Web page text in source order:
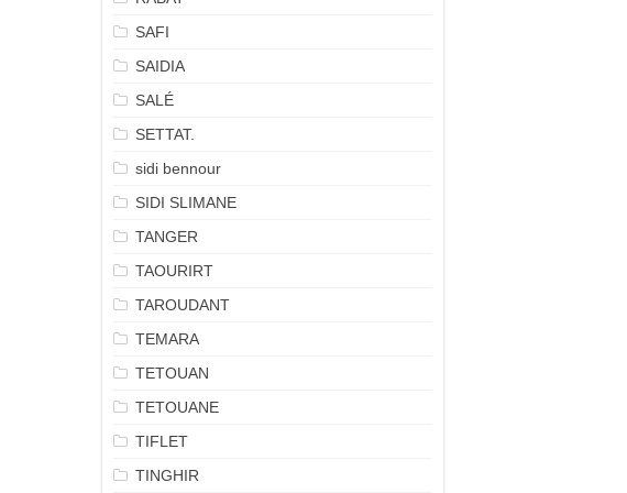
SAFI
SAIDIA
SALÉ
SETTAT.
sidi bennour
SIDI SLIMANE
TANGER
TAOURIRT
TAROUDANT
TEMARA
TETOUAN
TETOUANE
TIFLET
TINGHIR